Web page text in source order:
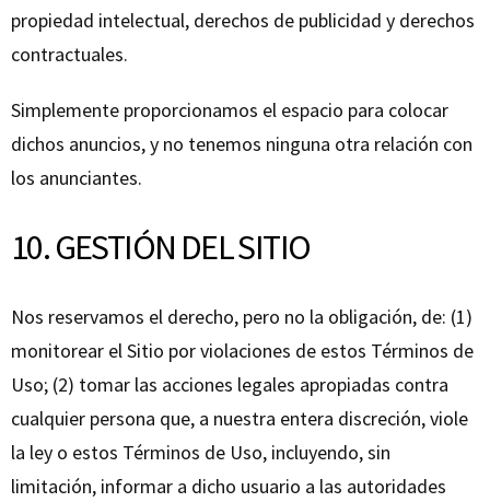
propiedad intelectual, derechos de publicidad y derechos
contractuales.
Simplemente proporcionamos el espacio para colocar
dichos anuncios, y no tenemos ninguna otra relación con
los anunciantes.
10. GESTIÓN DEL SITIO
Nos reservamos el derecho, pero no la obligación, de: (1)
monitorear el Sitio por violaciones de estos Términos de
Uso; (2) tomar las acciones legales apropiadas contra
cualquier persona que, a nuestra entera discreción, viole
la ley o estos Términos de Uso, incluyendo, sin
limitación, informar a dicho usuario a las autoridades